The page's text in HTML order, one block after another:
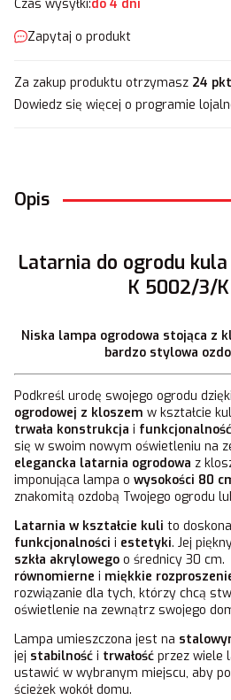
Czas wysyłki:do 4 dni
Zapytaj o produkt
Za zakup produktu otrzymasz 24 pkt
Dowiedz się więcej o programie
Opis
Latarnia do ogrodu
K 5002/3/
Niska lampa ogrodowa stojąca z
bardzo stylowa
Podkreśl urodę swojego ogrodu
ogrodowej z kloszem w kształcie
trwała konstrukcja i funkcjonalność
się w swoim nowym oświetleniu na
elegancka latarnia ogrodowa z
imponująca lampa o wysokości 80
znakomitą ozdobą Twojego ogrodu
Latarnia w kształcie kuli to
funkcjonalności i estetyki. Jej
szkła akrylowego o średnicy 30
równomierne i miękkie
rozwiązanie dla tych, którzy chcą
oświetlenie na zewnątrz swojego
Lampa umieszczona jest na
jej stabilność i trwałość przez wiele
ustawić w wybranym miejscu, aby
ścieżek wokół domu.